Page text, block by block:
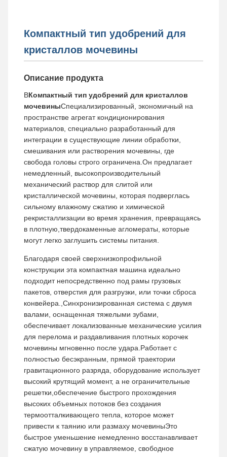
Компактный тип удобрений для
кристаллов мочевины
Описание продукта
ВКомпактный тип удобрений для кристаллов
мочевиныСпециализированный, экономичный на
пространстве агрегат кондиционирования
материалов, специально разработанный для
интеграции в существующие линии обработки,
смешивания или растворения мочевины, где
свобода головы строго ограничена.Он предлагает
немедленный, высокопроизводительный
механический раствор для слитой или
кристаллической мочевины, которая подверглась
сильному влажному сжатию и химической
рекристаллизации во время хранения, превращаясь
в плотную,твердокаменные агломераты, которые
могут легко заглушить системы питания.
Благодаря своей сверхнизкопрофильной
конструкции эта компактная машина идеально
подходит непосредственно под рамы грузовых
пакетов, отверстия для разгрузки, или точки сброса
конвейера.,Синхронизированная система с двумя
валами, оснащенная тяжелыми зубами,
обеспечивает локализованные механические усилия
для перелома и раздавливания плотных корочек
мочевины мгновенно после удара.Работает с
полностью бесэкранным, прямой траектории
гравитационного разряда, оборудование использует
высокий крутящий момент, а не ограничительные
решетки,обеспечение быстрого прохождения
высоких объемных потоков без создания
термоотталкивающего тепла, которое может
привести к таянию или размаху мочевиныЭто
быстрое уменьшение немедленно восстанавливает
сжатую мочевину в управляемое, свободное